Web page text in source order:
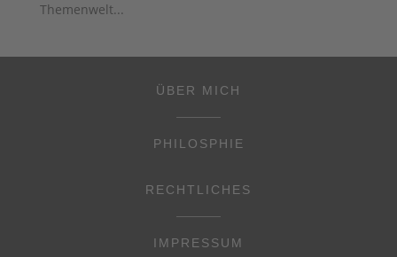
Themenwelt...
ÜBER MICH
PHILOSPHIE
RECHTLICHES
IMPRESSUM